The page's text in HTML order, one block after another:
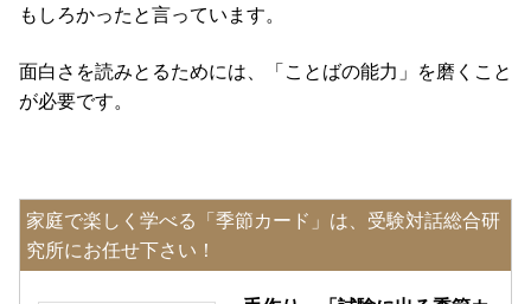
もしろかったと言っています。
面白さを読みとるためには、「ことばの能力」を磨くこと
が必要です。
家庭で楽しく学べる「季節カード」は、受験対話総合研
究所にお任せ下さい！